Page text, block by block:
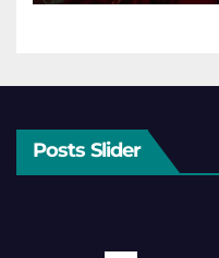
Posts Slider